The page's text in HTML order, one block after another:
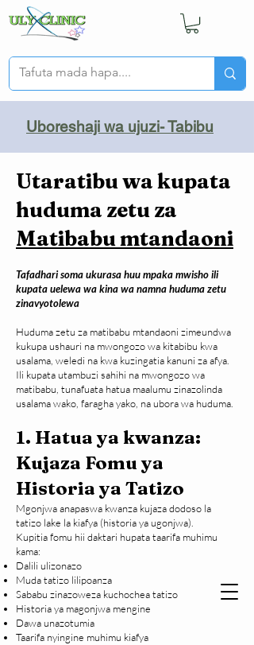
Uboreshaji wa ujuzi- Tabibu
Utaratibu wa kupata
huduma zetu za
Matibabu mtandaoni
Tafadhari soma ukurasa huu mpaka mwisho ili
kupata uelewa wa kina wa namna huduma zetu
zinavyotolewa
Huduma zetu za matibabu mtandaoni zimeundwa
kukupa ushauri na mwongozo wa kitabibu kwa
usalama, weledi na kwa kuzingatia kanuni za afya.
Ili kupata utambuzi sahihi na mwongozo wa
matibabu, tunafuata hatua maalumu zinazolinda
usalama wako, faragha yako, na ubora wa huduma.
1. Hatua ya kwanza:
Kujaza Fomu ya
Historia ya Tatizo
Mgonjwa anapaswa kwanza kujaza dodoso la
tatizo lake la kiafya (historia ya ugonjwa).
Kupitia fomu hii daktari hupata taarifa muhimu
kama:
Dalili ulizonazo
Muda tatizo lilipoanza
Sababu zinazoweza kuchochea tatizo
Historia ya magonjwa mengine
Dawa unazotumia
Taarifa nyingine muhimu kiafya